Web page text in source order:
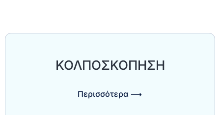
ΚΟΛΠΟΣΚΟΠΗΣΗ
Περισσότερα ⟶